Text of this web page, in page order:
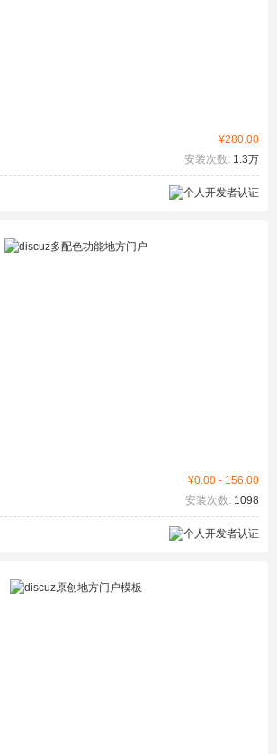
¥280.00
安装次数: 1.3万
¥0.00 - 156.00
安装次数: 1098